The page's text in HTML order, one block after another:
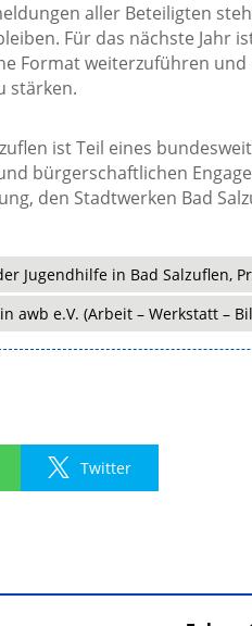
aller Beteiligten
Für das nächste Jahr
Format weiterzuführen
stärken.
ist Teil eines
bürgerschaftlichen
den Stadtwerken Bad
Jugendhilfe in Bad Salzuflen,
awb e.V. (Arbeit – Werkstatt –
Twitter